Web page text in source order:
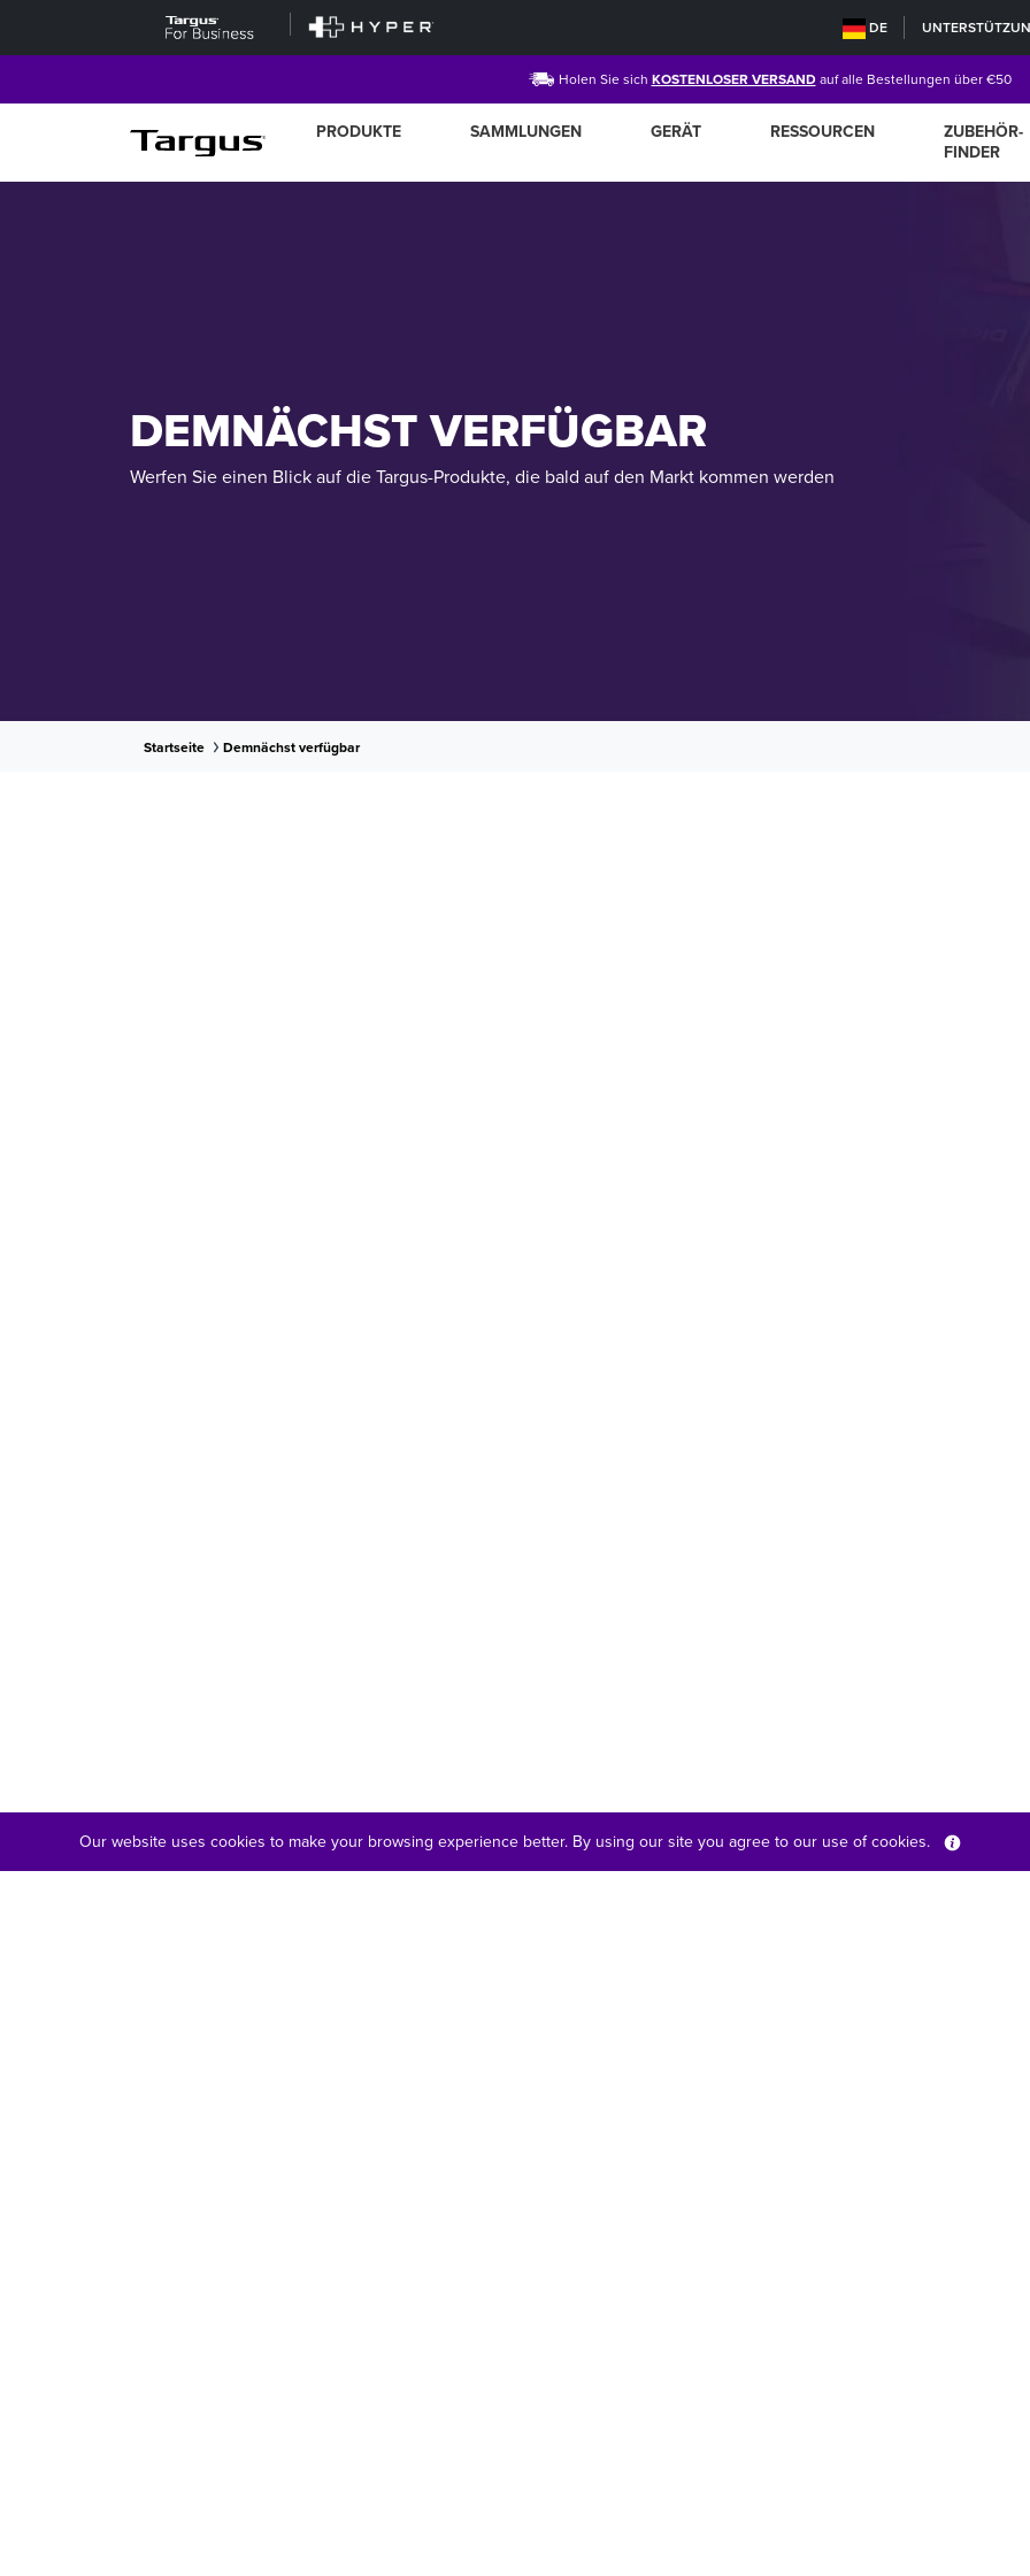
DE
Holen Sie sich KOSTENLOSER VERSAND auf alle Bestellungen über €50
PRODUKTE SAMMLUNGEN GERÄT RESSOURCEN
ZUBEHÖR-
FINDER
DEMNÄCHST VERFÜGBAR
Werfen Sie einen Blick auf die Targus-Produkte, die bald auf den Markt kommen werden
Startseite Demnächst verfügbar
Our website uses cookies to make your browsing experience better. By using our site you agree to our use of cookies.